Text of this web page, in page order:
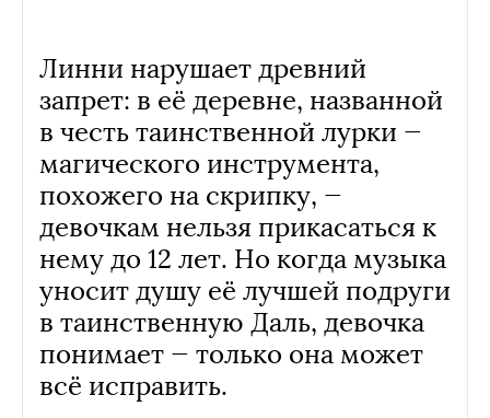
Линни нарушает древний
запрет: в её деревне, названной
в честь таинственной лурки —
магического инструмента,
похожего на скрипку, —
девочкам нельзя прикасаться к
нему до 12 лет. Но когда музыка
уносит душу её лучшей подруги
в таинственную Даль, девочка
понимает — только она может
всё исправить.